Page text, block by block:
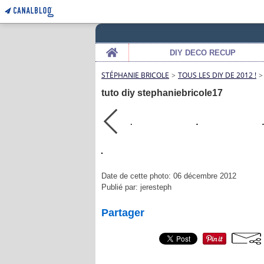
Home
DIY DECO RECUP
STÉPHANIE BRICOLE > TOUS LES DIY DE 2012 ! >
tuto diy stephaniebricole17
Date de cette photo: 06 décembre 2012
Publié par: jeresteph
Partager